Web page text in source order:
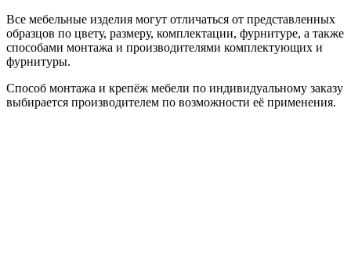
Все мебельные изделия могут отличаться от представленных
образцов по цвету, размеру, комплектации, фурнитуре, а также
способами монтажа и производителями комплектующих и
фурнитуры.
Способ монтажа и крепёж мебели по индивидуальному заказу
выбирается производителем по возможности её применения.